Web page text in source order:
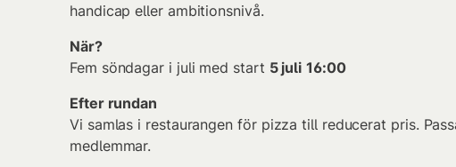
handicap eller ambitionsnivå.
När?
Fem söndagar i juli med start 5 juli 16:00
Efter rundan
Vi samlas i restaurangen för pizza till reducerat pris.
medlemmar.